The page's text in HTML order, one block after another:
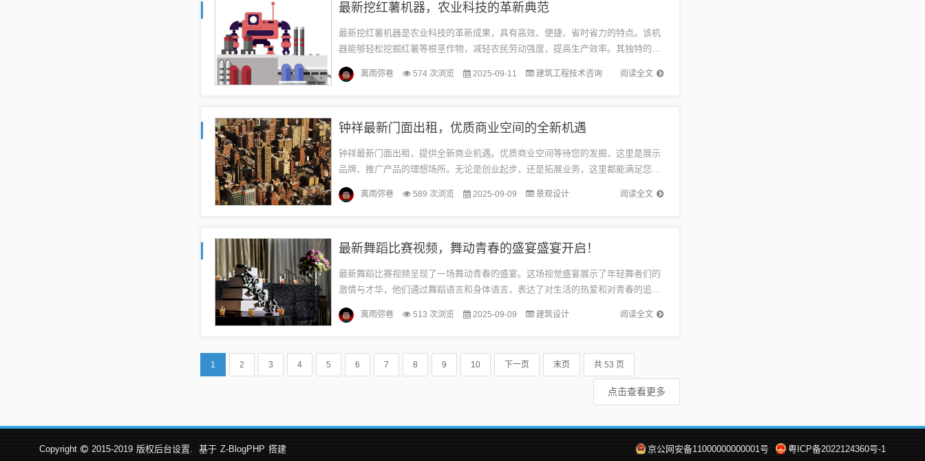
最新挖红薯机器，农业科技的革新典范
最新挖红薯机器是农业科技的革新成果，具有高效、便捷、省时省力的特点。该机
器能够轻松挖掘红薯等根茎作物，减轻农民劳动强度，提高生产效率。其独特的设
计和先进的技术使其成为现代农业生产中的得力助手，为农业生产带来革命性的
变...
阅读全文
离雨弥巷 574 次浏览 2025-09-11 建筑工程技术咨询
钟祥最新门面出租，优质商业空间的全新机遇
钟祥最新门面出租，提供全新商业机遇。优质商业空间等待您的发掘，这里是展示
品牌、推广产品的理想场所。无论是创业起步，还是拓展业务，这里都能满足您的
需求。把握机会，钟祥门面出租为您打开成功之门，共创辉煌未来。钟祥市概述
钟...
阅读全文
离雨弥巷 589 次浏览 2025-09-09 景观设计
最新舞蹈比赛视频，舞动青春的盛宴盛宴开启！
最新舞蹈比赛视频呈现了一场舞动青春的盛宴。这场视觉盛宴展示了年轻舞者们的
激情与才华，他们通过舞蹈语言和身体语言，表达了对生活的热爱和对青春的追
求。视频记录了比赛中的精彩瞬间，舞者们优美的舞姿和充满力量的表演令人陶
醉。...
阅读全文
离雨弥巷 513 次浏览 2025-09-09 建筑设计
1 2 3 4 5 6 7 8 9 10 下一页 末页 共 53 页
点击查看更多
Copyright 2015-2019 版权后台设置. 基于 Z-BlogPHP 搭建 京公网安备11000000000001号 粤ICP备2022124360号-1